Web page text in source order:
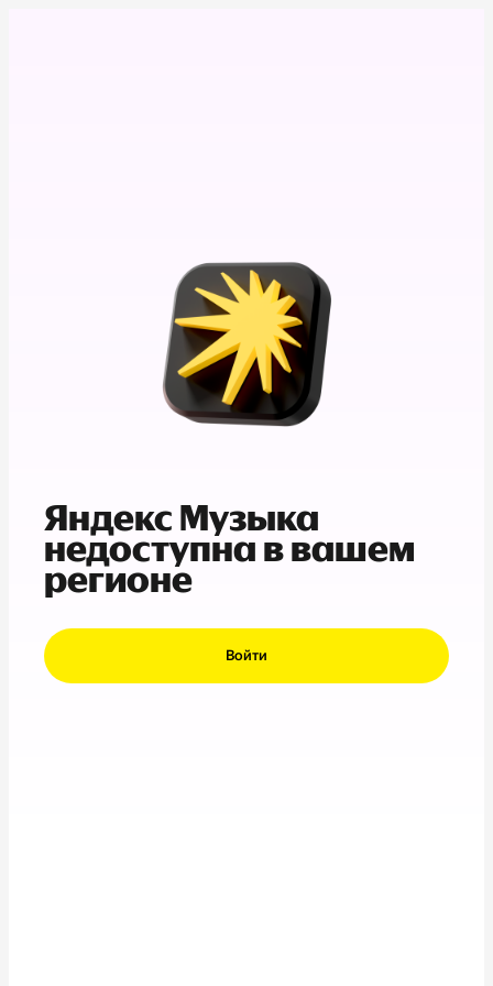
Яндекс Музыка
недоступна в вашем
регионе
Войти